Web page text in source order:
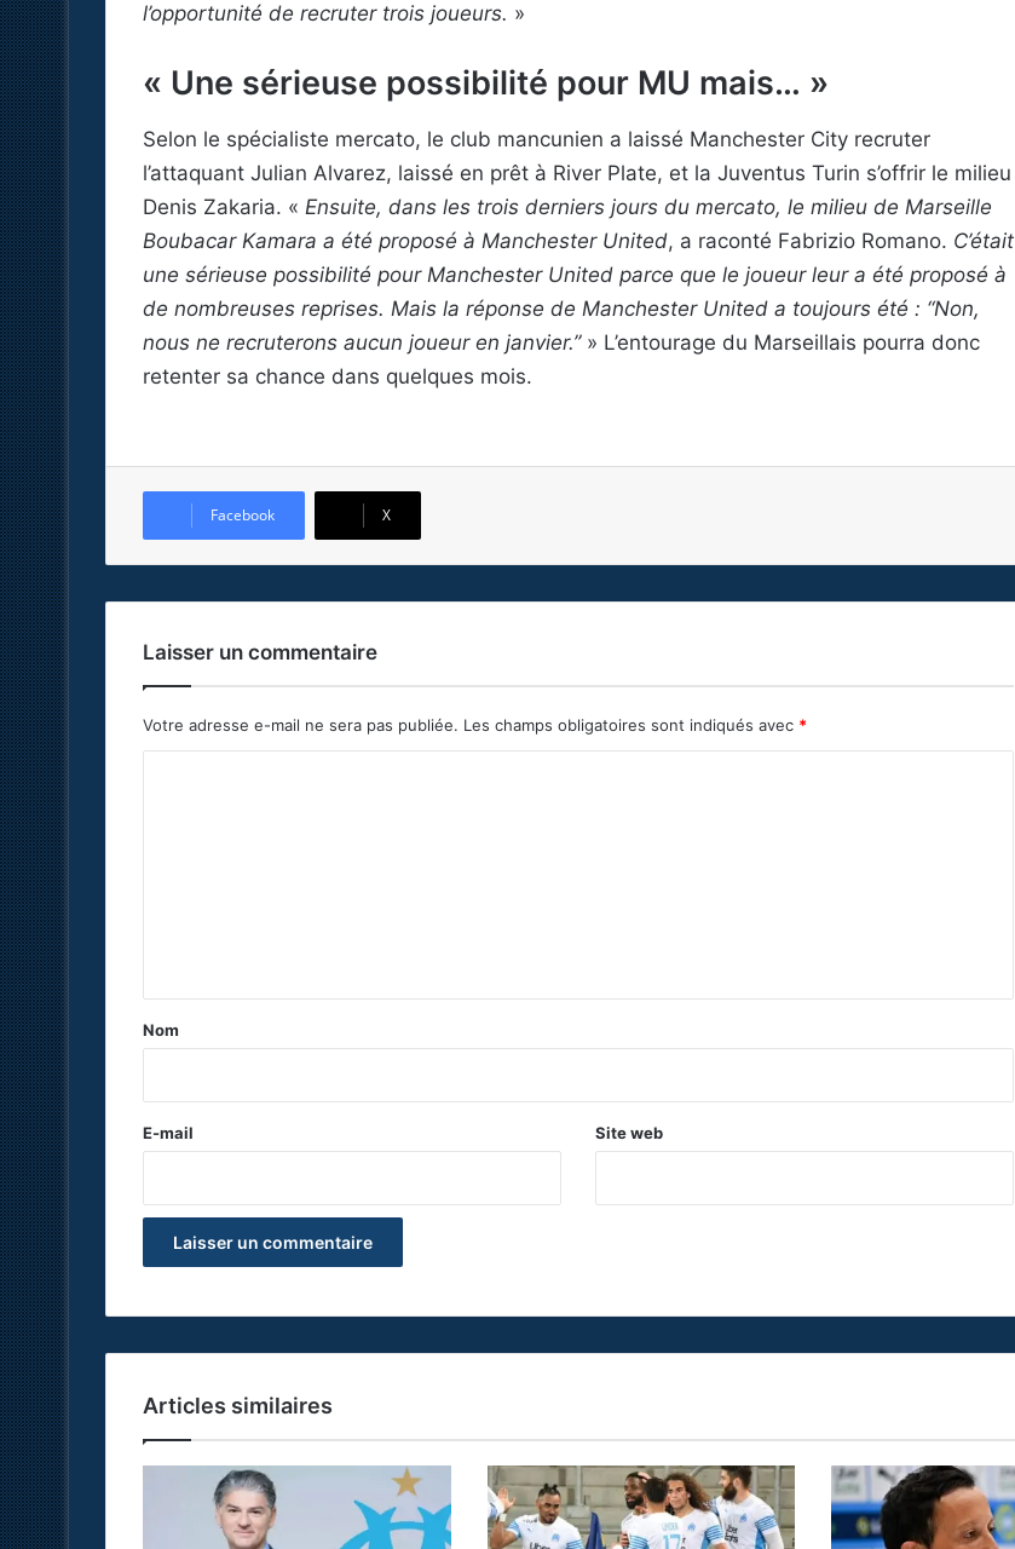
l’opportunité de recruter trois joueurs. »
« Une sérieuse possibilité pour MU mais… »
Selon le spécialiste mercato, le club mancunien a laissé Manchester City recruter
l’attaquant Julian Alvarez, laissé en prêt à River Plate, et la Juventus Turin s’offrir le milieu
Denis Zakaria. « Ensuite, dans les trois derniers jours du mercato, le milieu de Marseille
Boubacar Kamara a été proposé à Manchester United, a raconté Fabrizio Romano. C’était
une sérieuse possibilité pour Manchester United parce que le joueur leur a été proposé à
de nombreuses reprises. Mais la réponse de Manchester United a toujours été : “Non,
nous ne recruterons aucun joueur en janvier.”» L’entourage du Marseillais pourra donc
retenter sa chance dans quelques mois.
Facebook X
Laisser un commentaire
Votre adresse e-mail ne sera pas publiée. Les champs obligatoires sont indiqués avec *
a
e
Nom
E-mail Site web
Articles similaires